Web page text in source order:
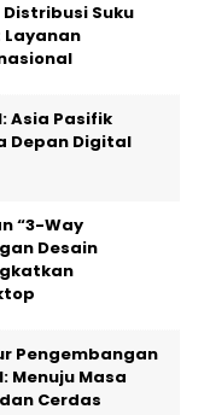
Suku
Layanan
Asia Pasifik
Depan Digital
“3-Way
Desain
Pengembangan
Menuju Masa
Cerdas